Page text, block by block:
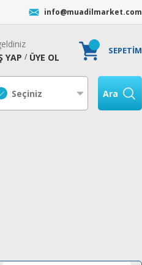
info@muadilmarket.com
YAP / ÜYE OL
SEPETİM
Ara